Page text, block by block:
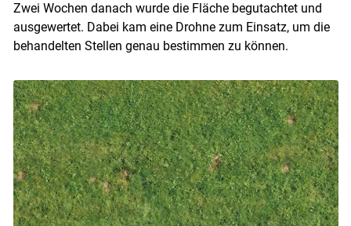
Zwei Wochen danach wurde die Fläche begutachtet und
ausgewertet. Dabei kam eine Drohne zum Einsatz, um die
behandelten Stellen genau bestimmen zu können.